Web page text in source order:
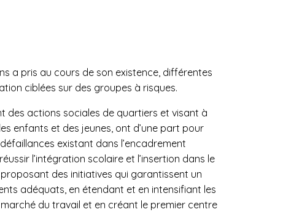
a pris au cours de son existence, différentes
ciblées sur des groupes à risques.
des actions sociales de quartiers et visant à
enfants et des jeunes, ont d’une part pour
existant dans l’encadrement
l’intégration scolaire et l’insertion dans le
des initiatives qui garantissent un
adéquats, en étendant et en intensifiant les
marché du travail et en créant le premier centre